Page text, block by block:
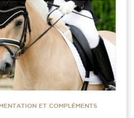
ET COMPLÉMENTS